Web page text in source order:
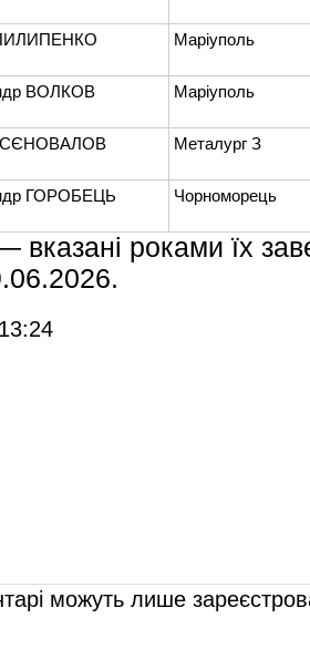
Маріуполь
ВОЛКОВ Маріуполь
СЄНОВАЛОВ Металург З
ГОРОБЕЦЬ Чорноморець
вказані роками їх
можуть лише